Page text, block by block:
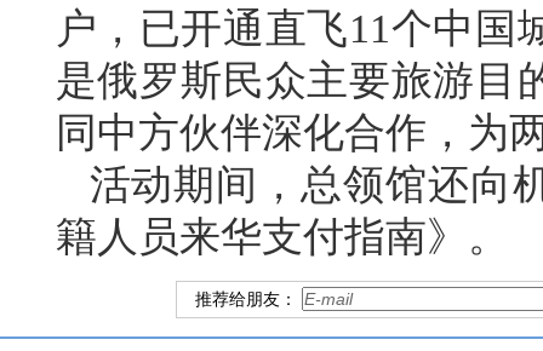
户，已开通直飞11个中国
是俄罗斯民众主要旅游目
同中方伙伴深化合作，为
活动期间，总领馆还向
籍人员来华支付指南》。
推荐给朋友：